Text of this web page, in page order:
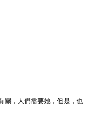
關，人們需要她，但是，也